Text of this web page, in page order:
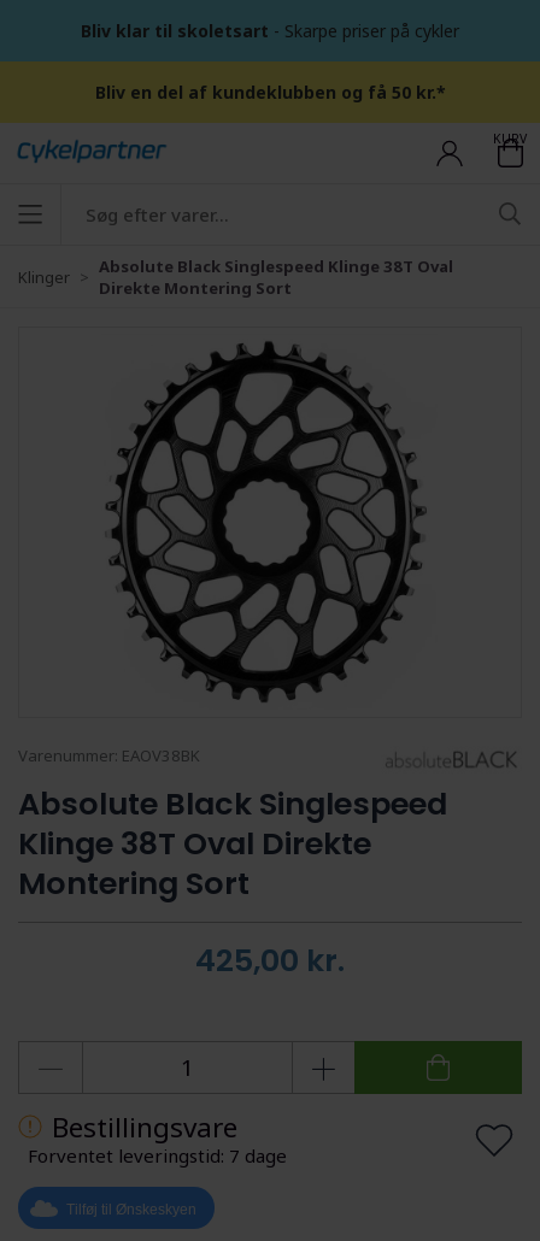
Bliv klar til skoletsart - Skarpe priser på cykler
Bliv en del af kundeklubben og få 50 kr.*
KURV
Klinger
Absolute Black Singlespeed Klinge 38T Oval
Direkte Montering Sort
Varenummer: EAOV38BK
Absolute Black Singlespeed
Klinge 38T Oval Direkte
Montering Sort
425,00 kr.
Bestillingsvare
Forventet leveringstid: 7 dage
Tilføj til Ønskeskyen